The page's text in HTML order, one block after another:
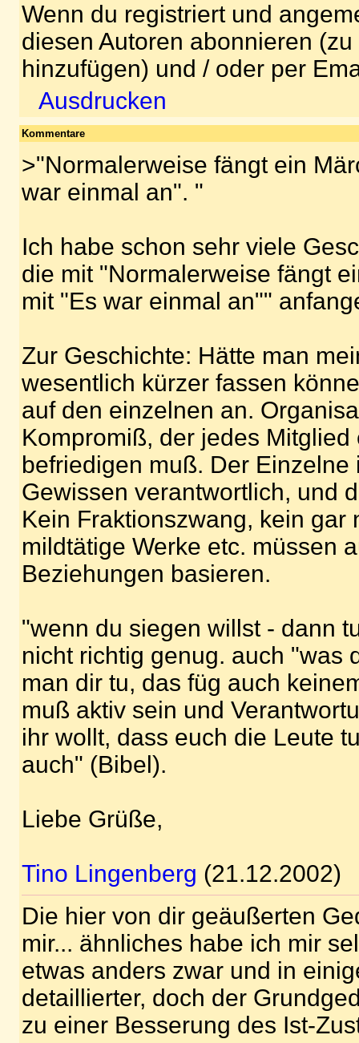
Wenn du registriert und
diesen Autoren abonnieren
hinzufügen) und / oder per
Ausdrucken
Kommentare
>"Normalerweise fängt ein
war einmal an". "
Ich habe schon sehr viele
die mit "Normalerweise fängt
mit "Es war einmal an""
Zur Geschichte: Hätte man
wesentlich kürzer fassen
auf den einzelnen an.
Kompromiß, der jedes
befriedigen muß. Der Einzelne
Gewissen verantwortlich, und
Kein Fraktionszwang, kein gar
mildtätige Werke etc. müssen
Beziehungen basieren.
"wenn du siegen willst - dann
nicht richtig genug. auch "was
man dir tu, das füg auch
muß aktiv sein und
ihr wollt, dass euch die Leute
auch" (Bibel).
Liebe Grüße,
Tino Lingenberg (21.12.2002)
Die hier von dir geäußerten
mir... ähnliches habe ich mir
etwas anders zwar und in
detaillierter, doch der
zu einer Besserung des Ist-